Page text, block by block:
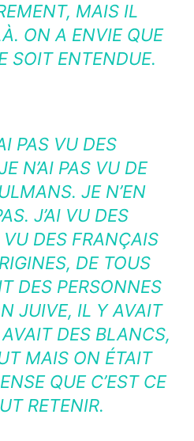
MAIS IL
ON A ENVIE QUE
SOIT ENTENDUE.
PAS VU DES
N’AI PAS VU DE
JE N’EN
J’AI VU DES
VU DES FRANÇAIS
DE TOUS
DES PERSONNES
JUIVE, IL Y AVAIT
DES BLANCS,
MAIS ON ÉTAIT
QUE C’EST CE
RETENIR.